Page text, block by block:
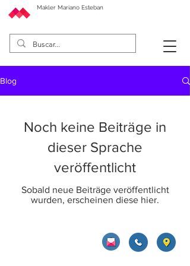
Makler Mariano Esteban
Blog
Noch keine Beiträge in
dieser Sprache
veröffentlicht
Sobald neue Beiträge veröffentlicht
wurden, erscheinen diese hier.